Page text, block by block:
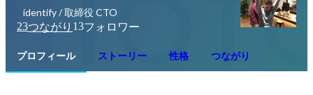
identify / 取締役 CTO
23つながり 13フォロワー
プロフィール ストーリー 性格 つながり